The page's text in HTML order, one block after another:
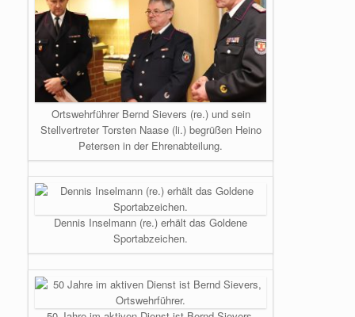
Ortswehrführer Bernd Sievers (re.) und sein
Stellvertreter Torsten Naase (li.) begrüßen Heino
Petersen in der Ehrenabteilung.
Dennis Inselmann (re.) erhält das Goldene
Sportabzeichen.